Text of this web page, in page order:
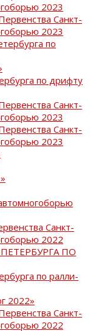
2023
Санкт-
2023
по
по дрифту
Санкт-
2023
Санкт-
2023
Санкт-
2022
ПЕТЕРБУРГА ПО
по ралли-
2022»
Санкт-
2022